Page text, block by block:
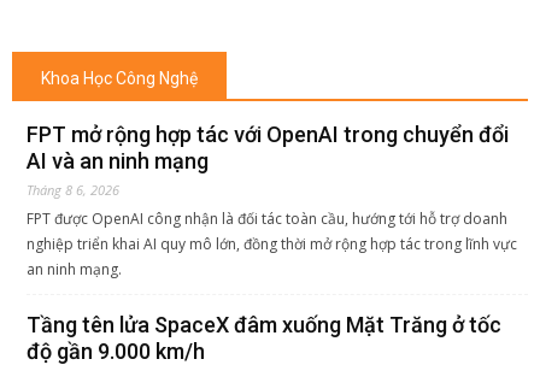
Khoa Học Công Nghệ
FPT mở rộng hợp tác với OpenAI trong chuyển đổi
AI và an ninh mạng
Tháng 8 6, 2026
FPT được OpenAI công nhận là đối tác toàn cầu, hướng tới hỗ trợ doanh
nghiệp triển khai AI quy mô lớn, đồng thời mở rộng hợp tác trong lĩnh vực
an ninh mạng.
Tầng tên lửa SpaceX đâm xuống Mặt Trăng ở tốc
độ gần 9.000 km/h